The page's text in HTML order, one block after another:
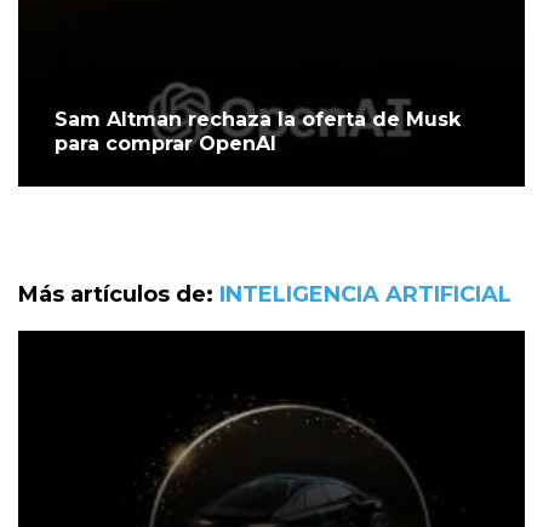
Sam Altman rechaza la oferta de Musk
para comprar OpenAI
Más artículos de: INTELIGENCIA ARTIFICIAL